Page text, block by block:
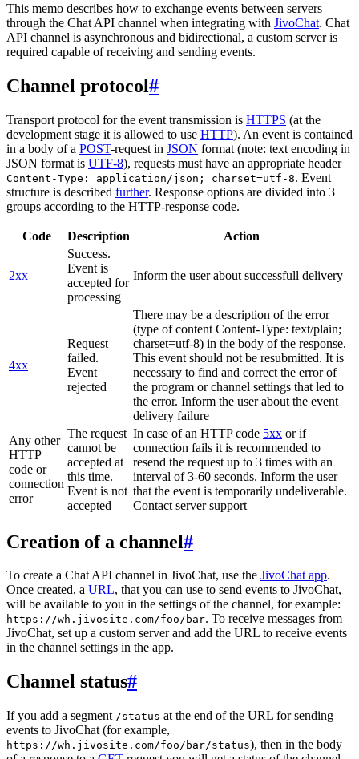
This memo describes how to exchange events between servers
through the Chat API channel when integrating with JivoChat. Chat
API channel is asynchronous and bidirectional, a custom server is
required capable of receiving and sending events.
Channel protocol#
Transport protocol for the event transmission is HTTPS (at the
development stage it is allowed to use HTTP). An event is contained
in a body of a POST-request in JSON format (note: text encoding in
JSON format is UTF-8), requests must have an appropriate header
Content-Type: application/json; charset=utf-8. Event
structure is described further. Response options are divided into 3
groups according to the HTTP-response code.
Code Description Action
2xx
Success.
Event is
accepted for
processing
Inform the user about successfull delivery
4xx
Request
failed.
Event
rejected
There may be a description of the error
(type of content Content-Type: text/plain;
charset=utf-8) in the body of the response.
This event should not be resubmitted. It is
necessary to find and correct the error of
the program or channel settings that led to
the error. Inform the user about the event
delivery failure
Any other
HTTP
code or
connection
error
The request
cannot be
accepted at
this time.
Event is not
accepted
In case of an HTTP code 5xx or if
connection fails it is recommended to
resend the request up to 3 times with an
interval of 3-60 seconds. Inform the user
that the event is temporarily undeliverable.
Contact server support
Creation of a channel#
To create a Chat API channel in JivoChat, use the JivoChat app.
Once created, a URL, that you can use to send events to JivoChat,
will be available to you in the settings of the channel, for example:
https://wh.jivosite.com/foo/bar. To receive messages from
JivoChat, set up a custom server and add the URL to receive events
in the channel settings in the app.
Channel status#
If you add a segment /status at the end of the URL for sending
events to JivoChat (for example,
https://wh.jivosite.com/foo/bar/status), then in the body